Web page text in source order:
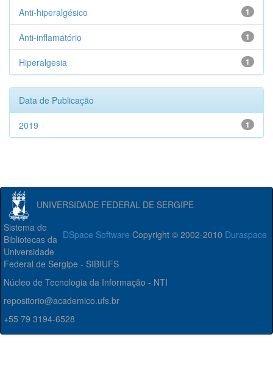
1
Anti-hiperalgésico
1
Anti-inflamatório
1
Hiperalgesia
Data de Publicação
1
2019
UNIVERSIDADE FEDERAL DE SERGIPE
DSpace Software Copyright © 2002-2010 Duraspace
Sistema de
Bibliotecas da
Universidade
Federal de Sergipe - SIBIUFS
Núcleo de Tecnologia da Informação - NTI
repositorio@academico.ufs.br
+55 79 3194-6528